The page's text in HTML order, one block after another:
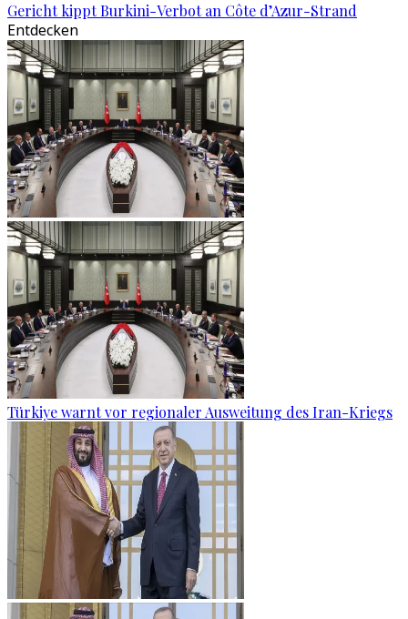
Gericht kippt Burkini-Verbot an Côte d’Azur-Strand
Entdecken
Türkiye warnt vor regionaler Ausweitung des Iran-Kriegs